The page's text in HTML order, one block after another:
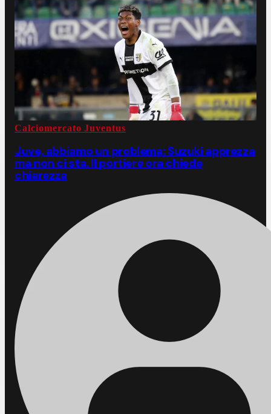
Calciomercato Juventus
Juve, abbiamo un problema: Suzuki apprezza
ma non ci sta. Il portiere ora chiede
chiarezza